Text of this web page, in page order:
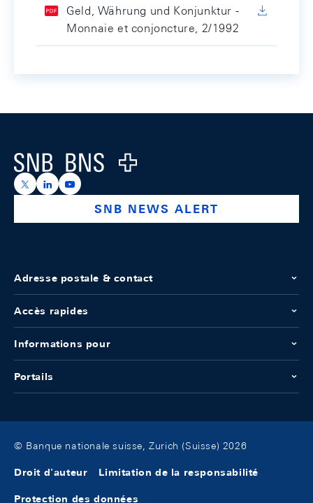
Geld, Währung und Konjunktur -
Monnaie et conjoncture, 2/1992
Logo
https://x.com/snb_bns
https://ch.linkedin.com/company/swiss-national-
https://www.youtube.com/@swissnationalbank
SNB NEWS ALERT
Adresse postale & contact
Accès rapides
Informations pour
Portails
© Banque nationale suisse, Zurich (Suisse) 2026
Droit d'auteur Limitation de la responsabilité
Protection des données